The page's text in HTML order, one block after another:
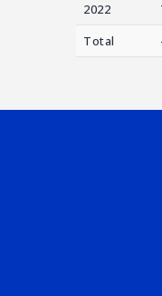
2022
Total